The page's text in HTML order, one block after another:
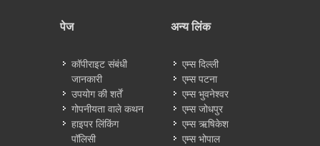
पेज
कॉपीराइट संबंधी
जानकारी
उपयोग की शर्तें
गोपनीयता वाले कथन
हाइपर लिंकिंग
पॉलिसी
अन्य लिंक
एम्स दिल्ली
एम्स पटना
एम्स भुवनेश्वर
एम्स जोधपुर
एम्स ऋषिकेश
एम्स भोपाल